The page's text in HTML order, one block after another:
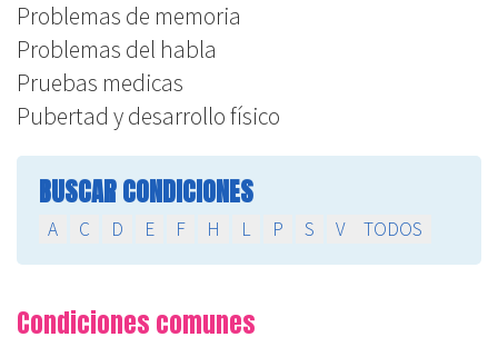
Problemas de memoria
Problemas del habla
Pruebas medicas
Pubertad y desarrollo físico
BUSCAR CONDICIONES
A C D E F H L P S V TODOS
Condiciones comunes